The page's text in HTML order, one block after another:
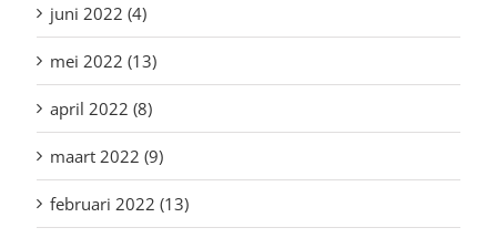
juni 2022 (4)
mei 2022 (13)
april 2022 (8)
maart 2022 (9)
februari 2022 (13)